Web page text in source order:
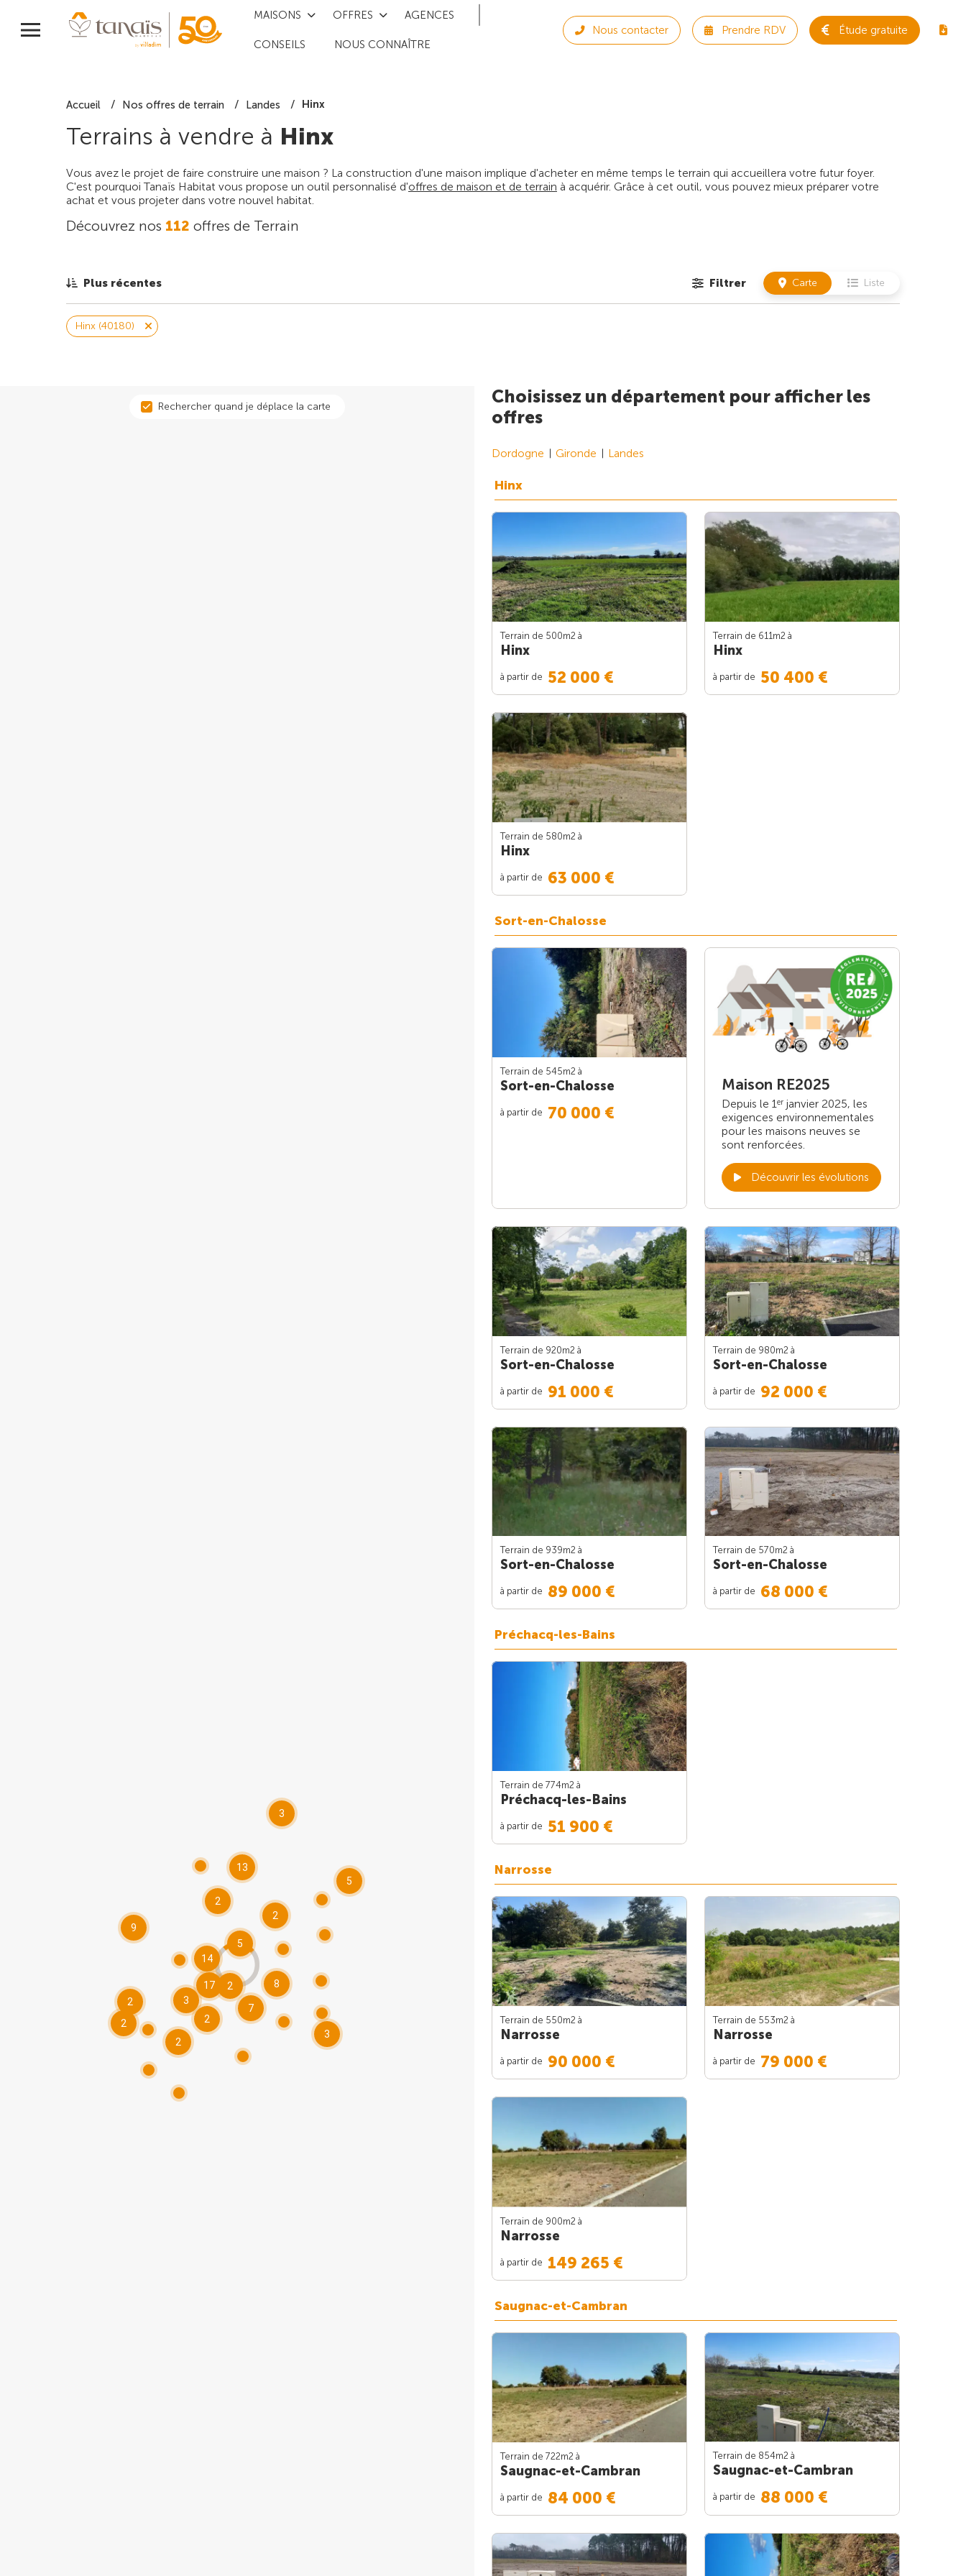
MAISONS OFFRES AGENCES
CONSEILS NOUS CONNAÎTRE
Nous contacter Prendre RDV Étude gratuite
Accueil Nos offres de terrain Landes Hinx
Terrains à vendre à Hinx
Vous avez le projet de faire construire une maison ? La construction d'une maison implique d'acheter en même temps le terrain qui accueillera votre futur foyer.
C'est pourquoi Tanaïs Habitat vous propose un outil personnalisé d'offres de maison et de terrain à acquérir. Grâce à cet outil, vous pouvez mieux préparer votre
achat et vous projeter dans votre nouvel habitat.
Découvrez nos 112 offres de Terrain
Plus récentes Filtrer Carte Liste
Hinx (40180)
5
14
17
13
9
3
2
7
5
3
3
8
2
2
2
2
2
2
Rechercher quand je déplace la carte
Choisissez un département pour afficher les
offres
Dordogne Gironde Landes
Hinx
Terrain de 500m2 à
Hinx
à partir de 52 000 €
Terrain de 611m2 à
Hinx
à partir de 50 400 €
Terrain de 580m2 à
Hinx
à partir de 63 000 €
Sort-en-Chalosse
Terrain de 545m2 à
Sort-en-Chalosse
à partir de 70 000 €
Maison RE2025
Depuis le 1 er janvier 2025, les
exigences environnementales
pour les maisons neuves se
sont renforcées.
Découvrir les évolutions
Terrain de 920m2 à
Sort-en-Chalosse
à partir de 91 000 €
Terrain de 980m2 à
Sort-en-Chalosse
à partir de 92 000 €
Terrain de 939m2 à
Sort-en-Chalosse
à partir de 89 000 €
Terrain de 570m2 à
Sort-en-Chalosse
à partir de 68 000 €
Préchacq-les-Bains
Terrain de 774m2 à
Préchacq-les-Bains
à partir de 51 900 €
Narrosse
Terrain de 550m2 à
Narrosse
à partir de 90 000 €
Terrain de 553m2 à
Narrosse
à partir de 79 000 €
Terrain de 900m2 à
Narrosse
à partir de 149 265 €
Saugnac-et-Cambran
Terrain de 722m2 à
Saugnac-et-Cambran
à partir de 84 000 €
Terrain de 854m2 à
Saugnac-et-Cambran
à partir de 88 000 €